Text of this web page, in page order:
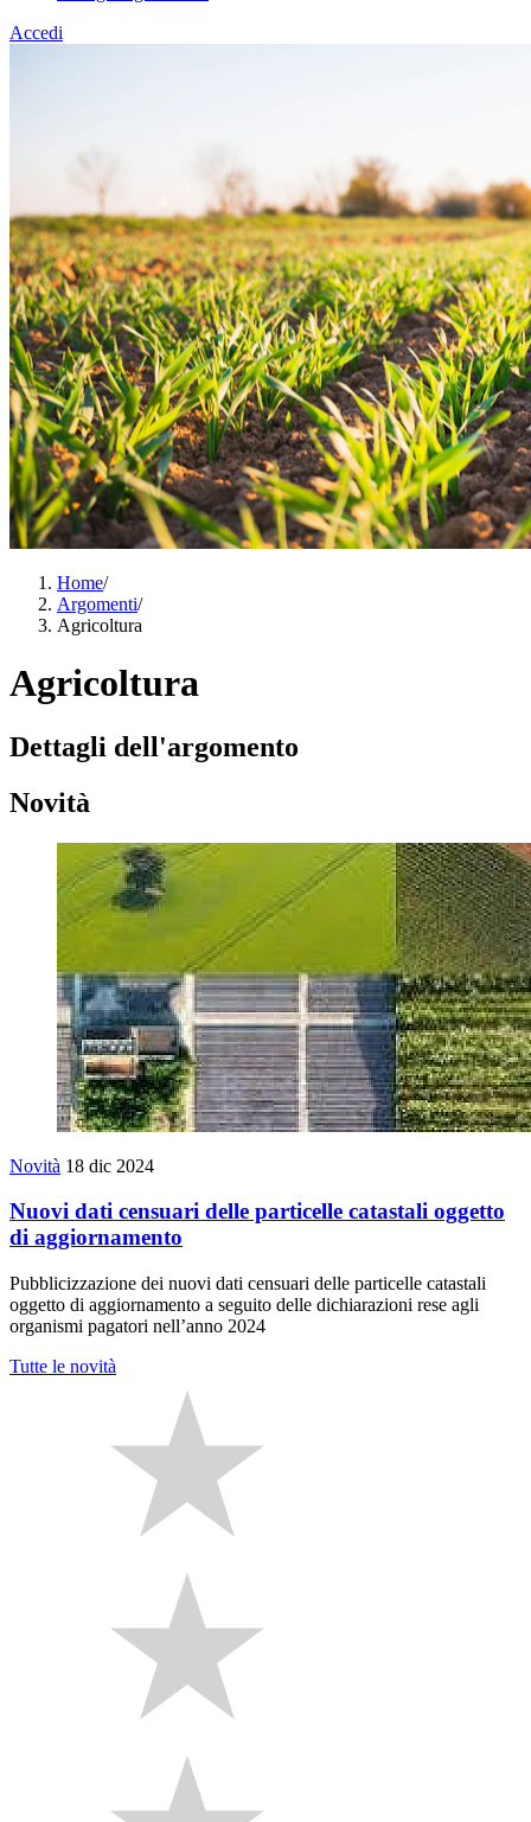
Accedi
Home/
Argomenti/
Agricoltura
Agricoltura
Dettagli dell'argomento
Novità
Novità 18 dic 2024
Nuovi dati censuari delle particelle catastali oggetto
di aggiornamento
Pubblicizzazione dei nuovi dati censuari delle particelle catastali
oggetto di aggiornamento a seguito delle dichiarazioni rese agli
organismi pagatori nell’anno 2024
Tutte le novità